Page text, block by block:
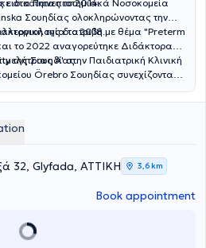
ειδικότητας το 2014.
στα Πανεπιστημιακά Νοσοκομεία
Σουηδίας ολοκληρώνοντας την
το 2018.
της διατριβή με θέμα "Preterm
το 2022 αναγορεύτηκε Διδάκτορας
της Σουηδίας.Α' στην Παιδιατρική Κλινική
Örebro Σουηδίας συνεχίζοντας
32, Glyfada, ΑΤΤΙΚΗ 3,6 km
Book appointment